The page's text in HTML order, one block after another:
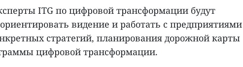
ITG по цифровой трансформации будут
видение и работать с предприятиями
стратегий, планирования дорожной карты
цифровой трансформации.